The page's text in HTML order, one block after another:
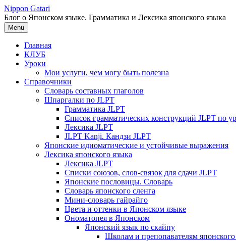
Перейти
к
содержимому
Nippon Gatari
Блог о Японском языке. Грамматика и Лексика японского языка
Menu
Главная
КЛУБ
Уроки
Мои услуги, чем могу быть полезна
Справочники
Словарь составных глаголов
Шпаргалки по JLPT
Грамматика JLPT
Список грамматических конструкций JLPT по
Лексика JLPT
JLPT Kanji. Кандзи JLPT
Японские идиоматические и устойчивые выражения
Лексика японского языка
Лексика JLPT
Списки союзов, слов-связок для сдачи JLPT
Японские пословицы. Словарь
Словарь японского сленга
Мини-словарь гайрайго
Цвета и оттенки в Японском языке
Ономатопея в Японском
Японский язык по скайпу
Школам и препопавателям японского